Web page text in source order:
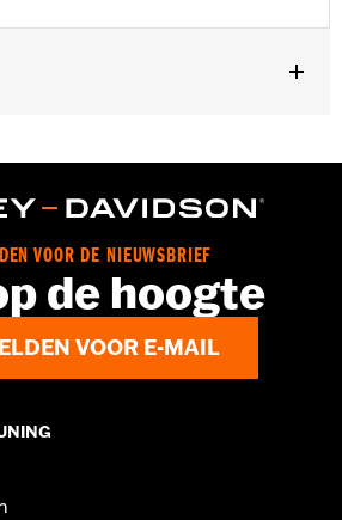
warranty – Go towww.h-
details
VOOR DE NIEUWSBRIEF
de hoogte
VOOR E-MAIL